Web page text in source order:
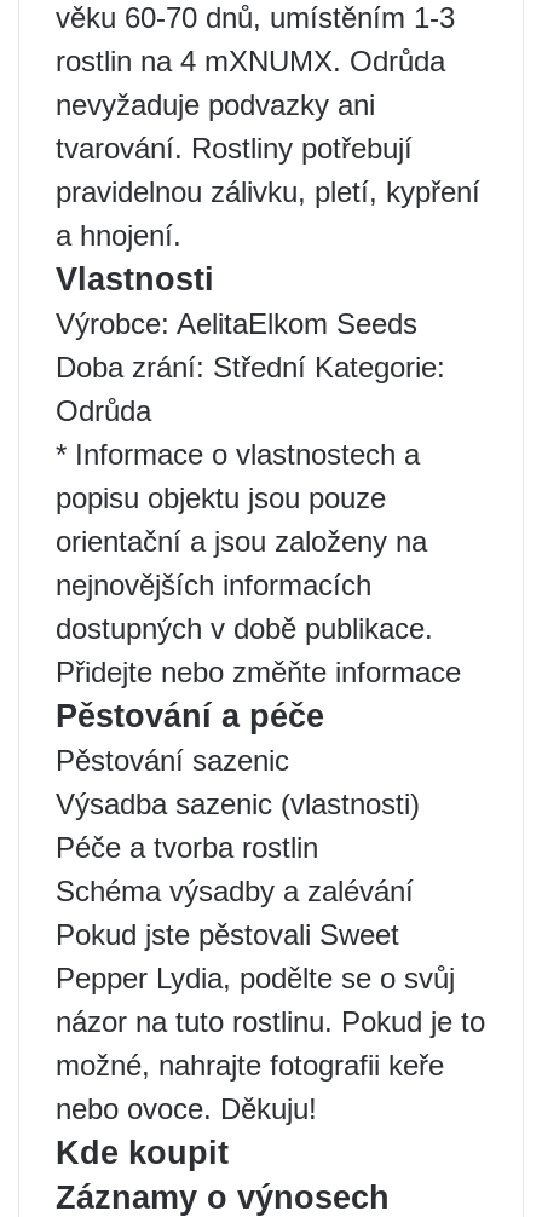
věku 60-70 dnů, umístěním 1-3
rostlin na 4 mXNUMX. Odrůda
nevyžaduje podvazky ani
tvarování. Rostliny potřebují
pravidelnou zálivku, pletí, kypření
a hnojení.
Vlastnosti
Výrobce: AelitaElkom Seeds
Doba zrání: Střední Kategorie:
Odrůda
* Informace o vlastnostech a
popisu objektu jsou pouze
orientační a jsou založeny na
nejnovějších informacích
dostupných v době publikace.
Přidejte nebo změňte informace
Pěstování a péče
Pěstování sazenic
Výsadba sazenic (vlastnosti)
Péče a tvorba rostlin
Schéma výsadby a zalévání
Pokud jste pěstovali Sweet
Pepper Lydia, podělte se o svůj
názor na tuto rostlinu. Pokud je to
možné, nahrajte fotografii keře
nebo ovoce. Děkuju!
Kde koupit
Záznamy o výnosech